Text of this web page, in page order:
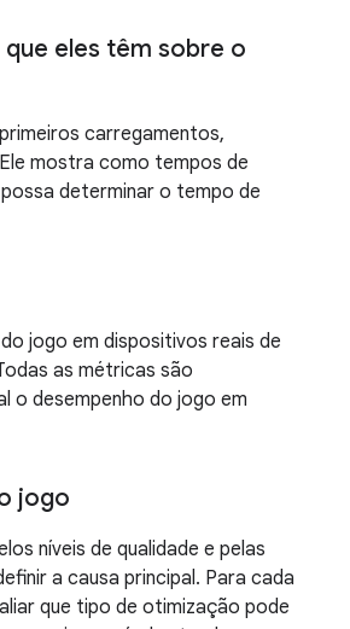
eles têm sobre o
carregamentos,
mostra como tempos de
determinar o tempo de
jogo em dispositivos reais de
as métricas são
o desempenho do jogo em
jogo
níveis de qualidade e pelas
a causa principal. Para cada
que tipo de otimização pode